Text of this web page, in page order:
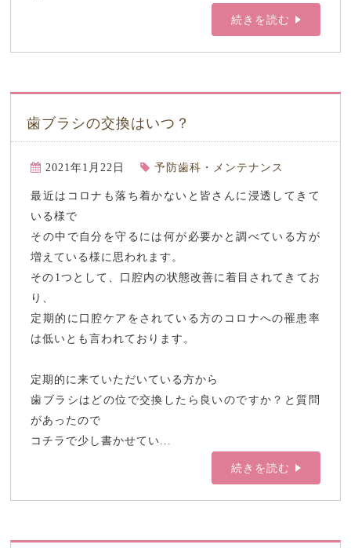
続きを読む
歯ブラシの交換はいつ？
2021年1月22日 予防歯科・メンテナンス
最近はコロナも落ち着かないと皆さんに浸透してきて
いる様で
その中で自分を守るには何が必要かと調べている方が
増えている様に思われます。
その1つとして、口腔内の状態改善に着目されてきてお
り、
定期的に口腔ケアをされている方のコロナへの罹患率
は低いとも言われております。
定期的に来ていただいている方から
歯ブラシはどの位で交換したら良いのですか？と質問
があったので
コチラで少し書かせてい...
続きを読む